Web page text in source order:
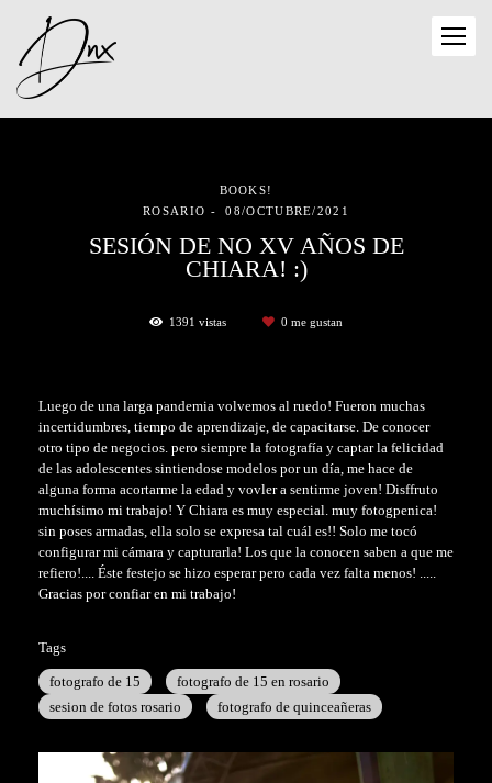
BOOKS!
ROSARIO
08/OCTUBRE/2021
SESIÓN DE NO XV AÑOS DE
CHIARA! :)
1391 vistas 0 me gustan
Luego de una larga pandemia volvemos al ruedo! Fueron muchas
incertidumbres, tiempo de aprendizaje, de capacitarse. De conocer
otro tipo de negocios. pero siempre la fotografía y captar la felicidad
de las adolescentes sintiendose modelos por un día, me hace de
alguna forma acortarme la edad y vovler a sentirme joven! Disffruto
muchísimo mi trabajo! Y Chiara es muy especial. muy fotogpenica!
sin poses armadas, ella solo se expresa tal cuál es!! Solo me tocó
configurar mi cámara y capturarla! Los que la conocen saben a que me
refiero!.... Éste festejo se hizo esperar pero cada vez falta menos! .....
Gracias por confiar en mi trabajo!
Tags
fotografo de 15
fotografo de 15 en rosario
sesion de fotos rosario
fotografo de quinceañeras